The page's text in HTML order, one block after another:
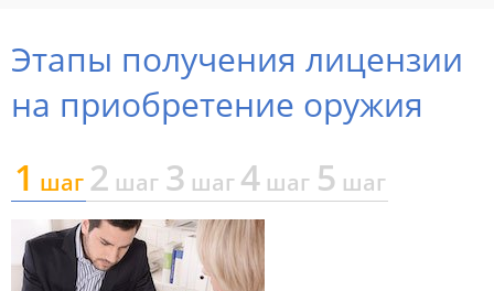
Этапы получения лицензии
на приобретение оружия
1 шаг 2 шаг 3 шаг 4 шаг 5 шаг